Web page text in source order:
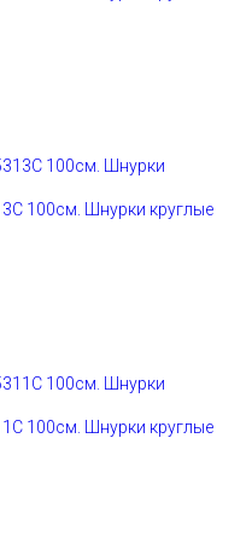
100см. Шнурки круглые
100см. Шнурки круглые